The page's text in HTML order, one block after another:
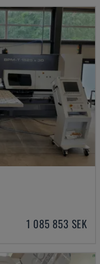
1 085 853 SEK